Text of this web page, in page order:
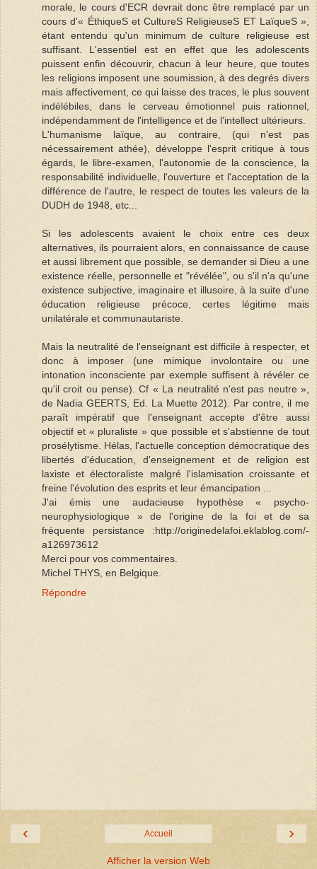
morale, le cours d'ECR devrait donc être remplacé par un
cours d'« ÉthiqueS et CultureS ReligieuseS ET LaïqueS »,
étant entendu qu'un minimum de culture religieuse est
suffisant. L'essentiel est en effet que les adolescents
puissent enfin découvrir, chacun à leur heure, que toutes
les religions imposent une soumission, à des degrés divers
mais affectivement, ce qui laisse des traces, le plus souvent
indélébiles, dans le cerveau émotionnel puis rationnel,
indépendamment de l'intelligence et de l'intellect ultérieurs.
L'humanisme laïque, au contraire, (qui n'est pas
nécessairement athée), développe l'esprit critique à tous
égards, le libre-examen, l'autonomie de la conscience, la
responsabilité individuelle, l'ouverture et l'acceptation de la
différence de l'autre, le respect de toutes les valeurs de la
DUDH de 1948, etc...
Si les adolescents avaient le choix entre ces deux
alternatives, ils pourraient alors, en connaissance de cause
et aussi librement que possible, se demander si Dieu a une
existence réelle, personnelle et "révélée", ou s'il n'a qu'une
existence subjective, imaginaire et illusoire, à la suite d'une
éducation religieuse précoce, certes légitime mais
unilatérale et communautariste.
Mais la neutralité de l'enseignant est difficile à respecter, et
donc à imposer (une mimique involontaire ou une
intonation inconsciente par exemple suffisent à révéler ce
qu'il croit ou pense). Cf « La neutralité n'est pas neutre »,
de Nadia GEERTS, Ed. La Muette 2012). Par contre, il me
paraît impératif que l'enseignant accepte d'être aussi
objectif et « pluraliste » que possible et s'abstienne de tout
prosélytisme. Hélas, l'actuelle conception démocratique des
libertés d'éducation, d'enseignement et de religion est
laxiste et électoraliste malgré l'islamisation croissante et
freine l'évolution des esprits et leur émancipation ...
J'ai émis une audacieuse hypothèse « psycho-
neurophysiologique » de l'origine de la foi et de sa
fréquente persistance :http://originedelafoi.eklablog.com/-
a126973612
Merci pour vos commentaires.
Michel THYS, en Belgique.
Répondre
‹ ›
Accueil
Afficher la version Web